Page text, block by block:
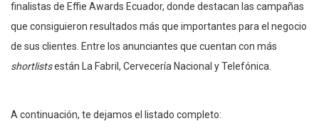
finalistas de Effie Awards Ecuador, donde destacan las campañas
que consiguieron resultados más que importantes para el negocio
de sus clientes. Entre los anunciantes que cuentan con más
shortlistsestán La Fabril, Cervecería Nacional y Telefónica.
A continuación, te dejamos el listado completo: